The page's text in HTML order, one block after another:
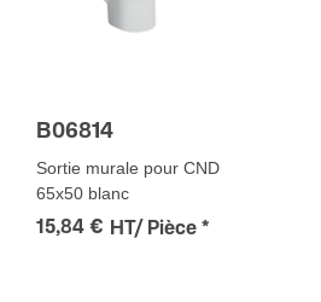
B06814
Sortie murale pour CND
65x50 blanc
15,84 € HT/ Pièce *